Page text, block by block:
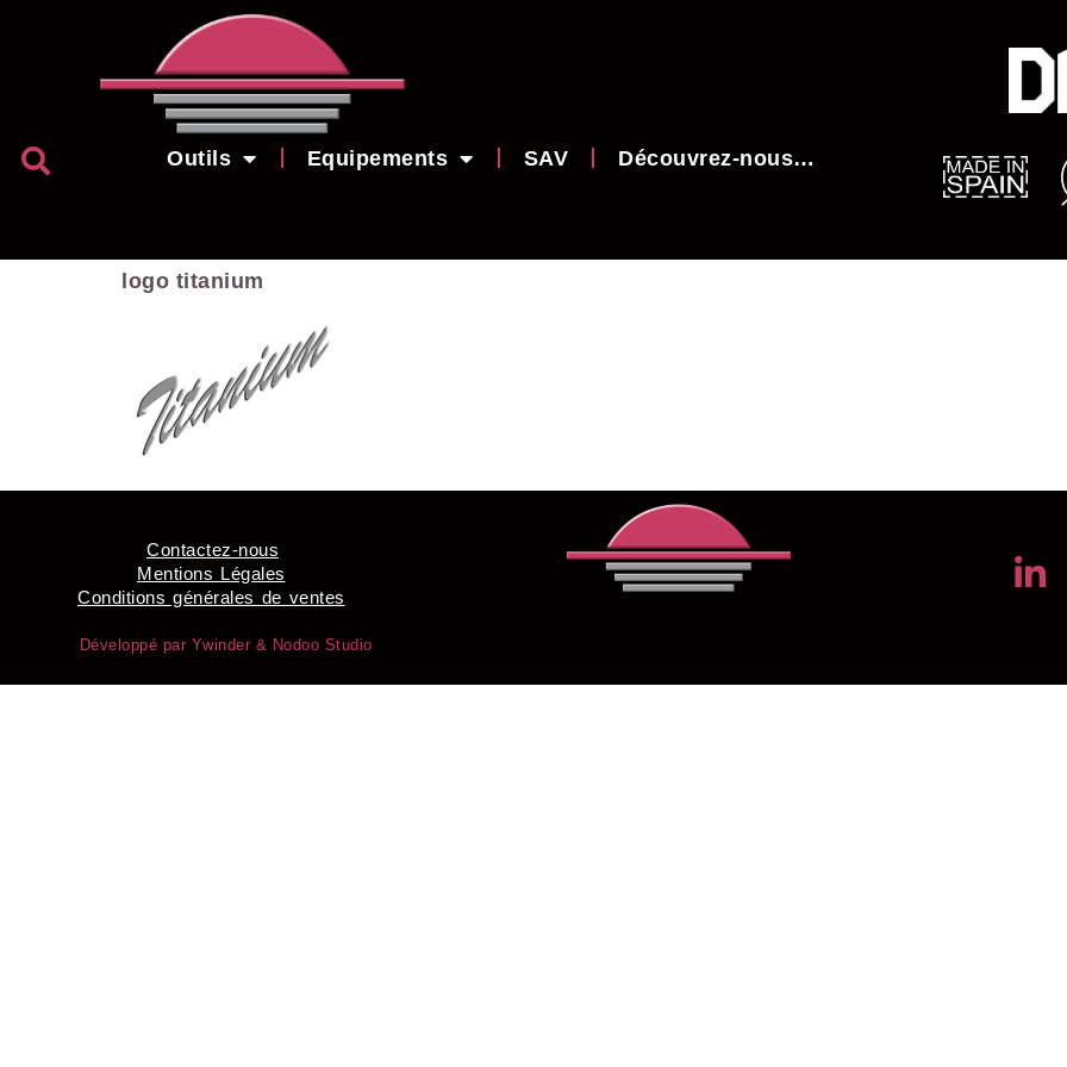
Outils Equipements SAV Découvrez-nous…
logo titanium
Contactez-nous
Mentions Légales
Conditions générales de ventes
Développé par Ywinder & Nodoo Studio